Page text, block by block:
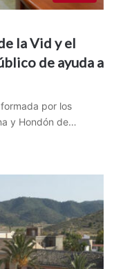
la Vid y el
de ayuda a
por los
y Hondón de…